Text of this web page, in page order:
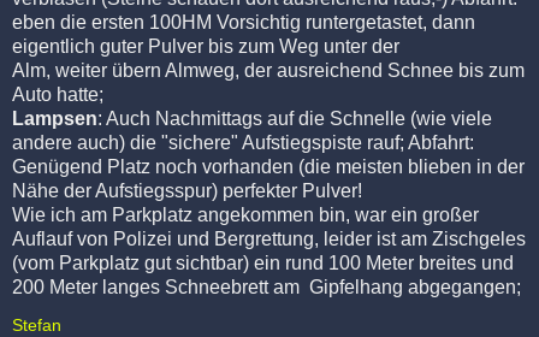
eben die ersten 100HM Vorsichtig runtergetastet, dann
eigentlich guter Pulver bis zum Weg unter der
Alm, weiter übern Almweg, der ausreichend Schnee bis zum
Auto hatte;
Lampsen: Auch Nachmittags auf die Schnelle (wie viele
andere auch) die "sichere" Aufstiegspiste rauf; Abfahrt:
Genügend Platz noch vorhanden (die meisten blieben in der
Nähe der Aufstiegsspur) perfekter Pulver!
Wie ich am Parkplatz angekommen bin, war ein großer
Auflauf von Polizei und Bergrettung, leider ist am Zischgeles
(vom Parkplatz gut sichtbar) ein rund 100 Meter breites und
200 Meter langes Schneebrett am Gipfelhang abgegangen;
Stefan